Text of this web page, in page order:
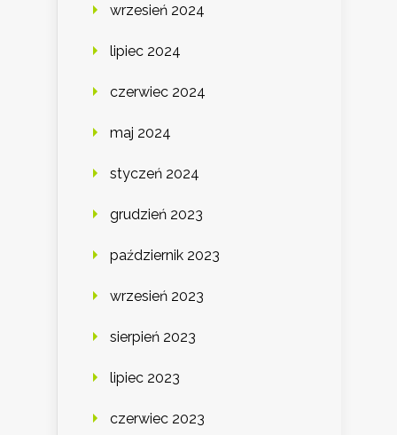
wrzesień 2024
lipiec 2024
czerwiec 2024
maj 2024
styczeń 2024
grudzień 2023
październik 2023
wrzesień 2023
sierpień 2023
lipiec 2023
czerwiec 2023